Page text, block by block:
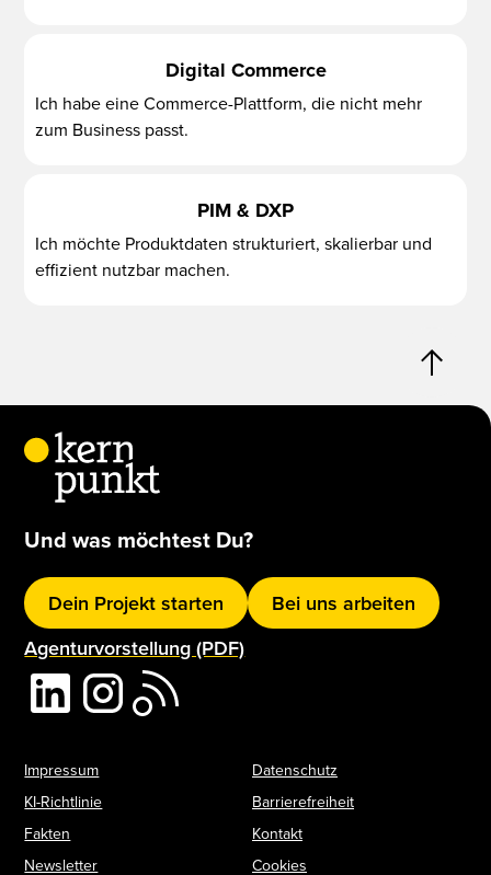
Digital Commerce
Ich habe eine Commerce-Plattform, die nicht mehr
zum Business passt.
PIM & DXP
Ich möchte Produktdaten strukturiert, skalierbar und
effizient nutzbar machen.
Und was möchtest Du?
Dein Projekt starten
Bei uns arbeiten
Agenturvorstellung (PDF)
Impressum
Datenschutz
KI-Richtlinie
Barrierefreiheit
Fakten
Kontakt
Newsletter
Cookies